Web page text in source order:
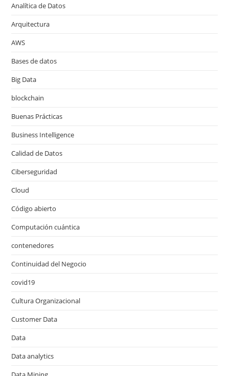
Analítica de Datos
Arquitectura
AWS
Bases de datos
Big Data
blockchain
Buenas Prácticas
Business Intelligence
Calidad de Datos
Ciberseguridad
Cloud
Código abierto
Computación cuántica
contenedores
Continuidad del Negocio
covid19
Cultura Organizacional
Customer Data
Data
Data analytics